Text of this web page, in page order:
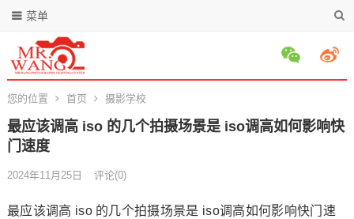
菜单
您的位置 首页 摄影学校
最应该调高 iso 的几个拍摄场景是 iso调高如何影响快
门速度
2024年11月25日 评论(0)
最应该调高 iso 的几个拍摄场景是 iso调高如何影响快门速